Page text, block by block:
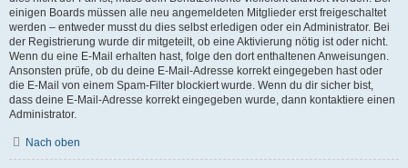
einigen Boards müssen alle neu angemeldeten Mitglieder erst freigeschaltet
werden – entweder musst du dies selbst erledigen oder ein Administrator. Bei
der Registrierung wurde dir mitgeteilt, ob eine Aktivierung nötig ist oder nicht.
Wenn du eine E-Mail erhalten hast, folge den dort enthaltenen Anweisungen.
Ansonsten prüfe, ob du deine E-Mail-Adresse korrekt eingegeben hast oder
die E-Mail von einem Spam-Filter blockiert wurde. Wenn du dir sicher bist,
dass deine E-Mail-Adresse korrekt eingegeben wurde, dann kontaktiere einen
Administrator.
Nach oben